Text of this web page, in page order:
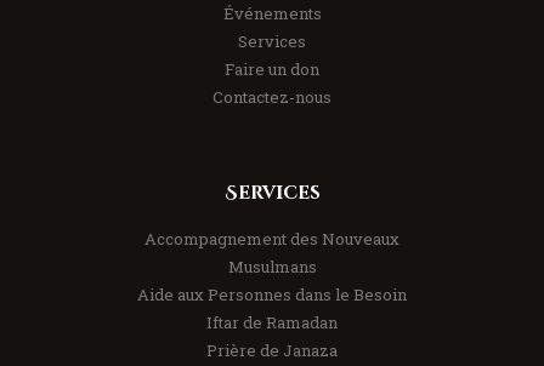
Événements
Services
Faire un don
Contactez-nous
Services
Accompagnement des Nouveaux
Musulmans
Aide aux Personnes dans le Besoin
Iftar de Ramadan
Prière de Janaza